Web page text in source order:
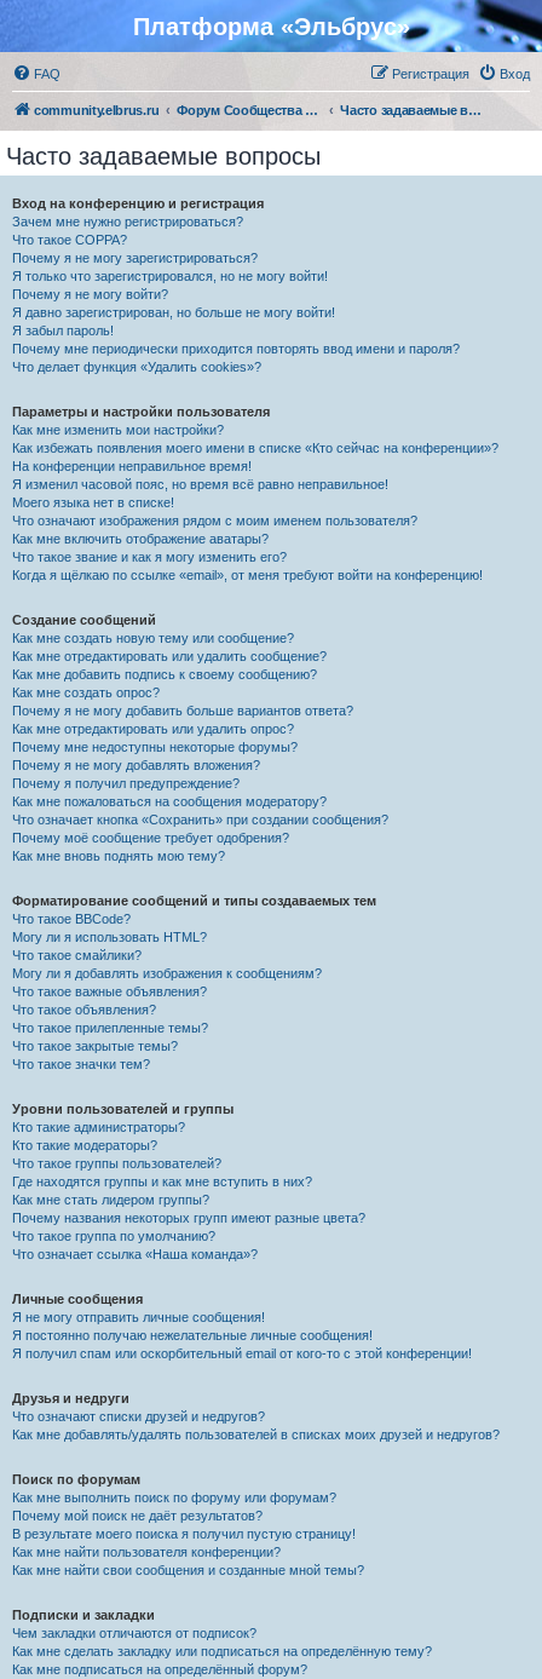
Платформа «Эльбрус»
FAQ Вход
Регистрация
community.elbrus.ru Форум Сообщества Эльбрус Часто задаваемые вопросы
Часто задаваемые вопросы
Вход на конференцию и регистрация
Зачем мне нужно регистрироваться?
Что такое COPPA?
Почему я не могу зарегистрироваться?
Я только что зарегистрировался, но не могу войти!
Почему я не могу войти?
Я давно зарегистрирован, но больше не могу войти!
Я забыл пароль!
Почему мне периодически приходится повторять ввод имени и пароля?
Что делает функция «Удалить cookies»?
Параметры и настройки пользователя
Как мне изменить мои настройки?
Как избежать появления моего имени в списке «Кто сейчас на конференции»?
На конференции неправильное время!
Я изменил часовой пояс, но время всё равно неправильное!
Моего языка нет в списке!
Что означают изображения рядом с моим именем пользователя?
Как мне включить отображение аватары?
Что такое звание и как я могу изменить его?
Когда я щёлкаю по ссылке «email», от меня требуют войти на конференцию!
Создание сообщений
Как мне создать новую тему или сообщение?
Как мне отредактировать или удалить сообщение?
Как мне добавить подпись к своему сообщению?
Как мне создать опрос?
Почему я не могу добавить больше вариантов ответа?
Как мне отредактировать или удалить опрос?
Почему мне недоступны некоторые форумы?
Почему я не могу добавлять вложения?
Почему я получил предупреждение?
Как мне пожаловаться на сообщения модератору?
Что означает кнопка «Сохранить» при создании сообщения?
Почему моё сообщение требует одобрения?
Как мне вновь поднять мою тему?
Форматирование сообщений и типы создаваемых тем
Что такое BBCode?
Могу ли я использовать HTML?
Что такое смайлики?
Могу ли я добавлять изображения к сообщениям?
Что такое важные объявления?
Что такое объявления?
Что такое прилепленные темы?
Что такое закрытые темы?
Что такое значки тем?
Уровни пользователей и группы
Кто такие администраторы?
Кто такие модераторы?
Что такое группы пользователей?
Где находятся группы и как мне вступить в них?
Как мне стать лидером группы?
Почему названия некоторых групп имеют разные цвета?
Что такое группа по умолчанию?
Что означает ссылка «Наша команда»?
Личные сообщения
Я не могу отправить личные сообщения!
Я постоянно получаю нежелательные личные сообщения!
Я получил спам или оскорбительный email от кого-то с этой конференции!
Друзья и недруги
Что означают списки друзей и недругов?
Как мне добавлять/удалять пользователей в списках моих друзей и недругов?
Поиск по форумам
Как мне выполнить поиск по форуму или форумам?
Почему мой поиск не даёт результатов?
В результате моего поиска я получил пустую страницу!
Как мне найти пользователя конференции?
Как мне найти свои сообщения и созданные мной темы?
Подписки и закладки
Чем закладки отличаются от подписок?
Как мне сделать закладку или подписаться на определённую тему?
Как мне подписаться на определённый форум?